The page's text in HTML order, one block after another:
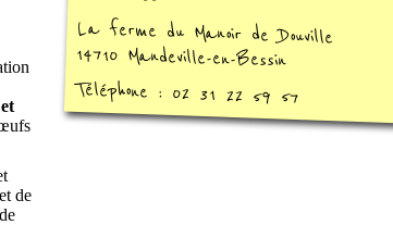
de
La ferme du Manoir de Douville
14710 Mandeville-en-Bessin
Téléphone : 02 31 22 59 57